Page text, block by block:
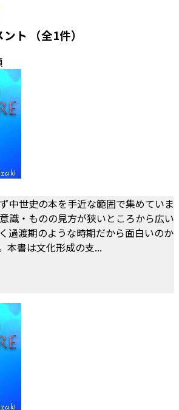
ント （全1件）
中世史の本を手近な範囲で集めていま
識・ものの見方が狭いところから広い
過渡期のような時期だから面白いのか
本書は文化形成の支...